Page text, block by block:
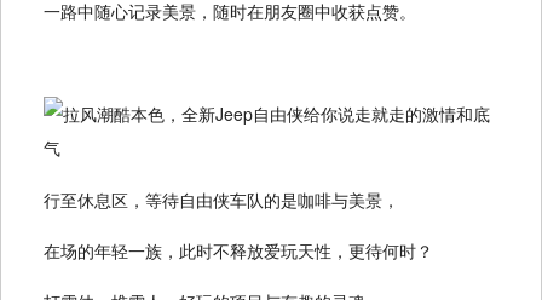
一路中随心记录美景，随时在朋友圈中收获点赞。
行至休息区，等待自由侠车队的是咖啡与美景，
在场的年轻一族，此时不释放爱玩天性，更待何时？